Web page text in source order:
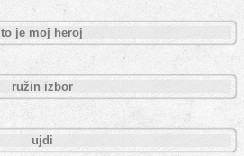
to je moj heroj
ružin izbor
ujdi